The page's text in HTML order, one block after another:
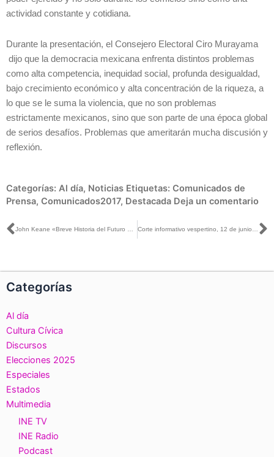
actividad constante y cotidiana.
Durante la presentación, el Consejero Electoral Ciro Murayama
dijo que la democracia mexicana enfrenta distintos problemas
como alta competencia, inequidad social, profunda desigualdad,
bajo crecimiento económico y alta concentración de la riqueza, a
lo que se le suma la violencia, que no son problemas
estrictamente mexicanos, sino que son parte de una época global
de serios desafíos. Problemas que ameritarán mucha discusión y
reflexión.
Categorías: Al día, Noticias Etiquetas: Comunicados de
Prensa, Comunicados2017, Destacada Deja un comentario
Ant John Keane «Breve Historia del Futuro de las Elecciones» Corte informativo vespertino, 12 de junio de 2017
Categorías
Al día
Cultura Cívica
Discursos
Elecciones 2025
Especiales
Estados
Multimedia
INE TV
INE Radio
Podcast